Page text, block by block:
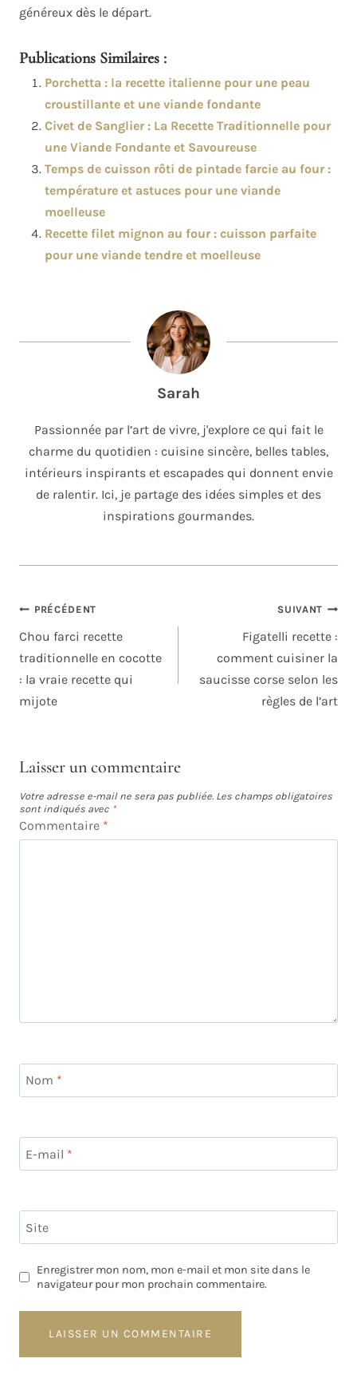
généreux dès le départ.
Publications Similaires :
Porchetta : la recette italienne pour une peau
croustillante et une viande fondante
Civet de Sanglier : La Recette Traditionnelle pour
une Viande Fondante et Savoureuse
Temps de cuisson rôti de pintade farcie au four :
température et astuces pour une viande
moelleuse
Recette filet mignon au four : cuisson parfaite
pour une viande tendre et moelleuse
Sarah
Passionnée par l’art de vivre, j'explore ce qui fait le
charme du quotidien : cuisine sincère, belles tables,
intérieurs inspirants et escapades qui donnent envie
de ralentir. Ici, je partage des idées simples et des
inspirations gourmandes.
NAVIGATION
DE
L’ARTICLE
PRÉCÉDENT
Chou farci recette
traditionnelle en cocotte
: la vraie recette qui
mijote
SUIVANT
Figatelli recette :
comment cuisiner la
saucisse corse selon les
règles de l’art
Laisser un commentaire
Votre adresse e-mail ne sera pas publiée. Les champs obligatoires
sont indiqués avec *
Commentaire *
Nom *
E-mail *
Site
Enregistrer mon nom, mon e-mail et mon site dans le
navigateur pour mon prochain commentaire.